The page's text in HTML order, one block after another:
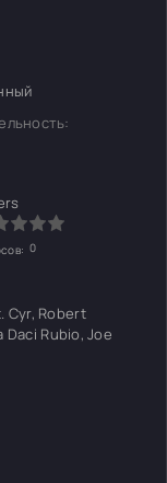
0
Cyr, Robert
Daci Rubio, Joe